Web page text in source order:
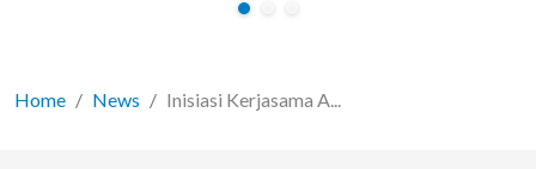
Home News Inisiasi Kerjasama A...